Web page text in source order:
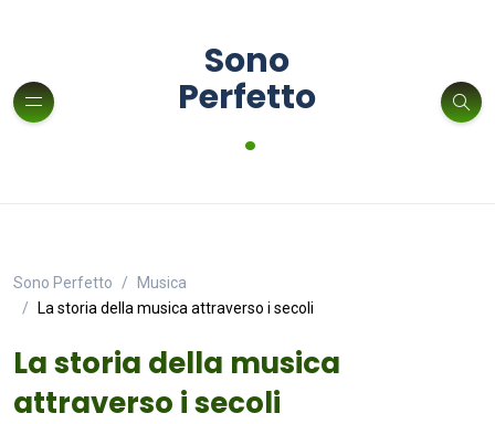
Sono
Perfetto
.
Sono Perfetto
Musica
La storia della musica attraverso i secoli
La storia della musica
attraverso i secoli